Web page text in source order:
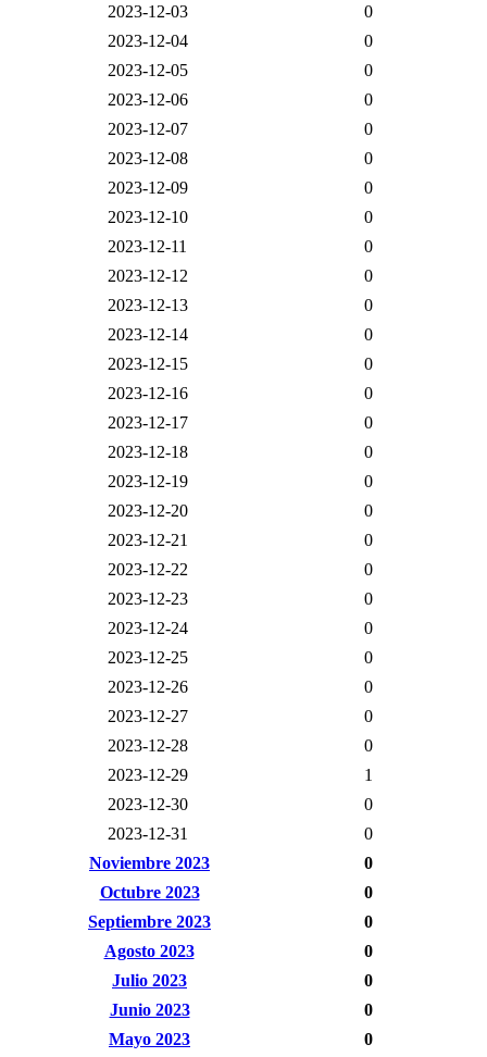
2023-12-03
0
2023-12-04
0
2023-12-05
0
2023-12-06
0
2023-12-07
0
2023-12-08
0
2023-12-09
0
2023-12-10
0
2023-12-11
0
2023-12-12
0
2023-12-13
0
2023-12-14
0
2023-12-15
0
2023-12-16
0
2023-12-17
0
2023-12-18
0
2023-12-19
0
2023-12-20
0
2023-12-21
0
2023-12-22
0
2023-12-23
0
2023-12-24
0
2023-12-25
0
2023-12-26
0
2023-12-27
0
2023-12-28
0
2023-12-29
1
2023-12-30
0
2023-12-31
0
Noviembre 2023
0
Octubre 2023
0
Septiembre 2023
0
Agosto 2023
0
Julio 2023
0
Junio 2023
0
Mayo 2023
0